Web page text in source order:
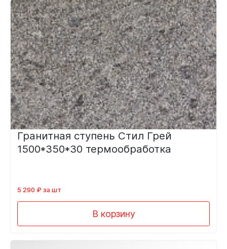
Гранитная ступень Стил Грей
1500*350*30 термообработка
5 290 ₽ за шт
В корзину